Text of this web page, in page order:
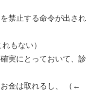
禁止する命令が出され
もない）
実にとっておいて、診
金は取れるし、 （←